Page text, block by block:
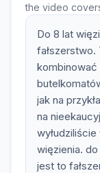
the video
Do 8 lat
kombinować
jak na
na
więzienia.
jest to